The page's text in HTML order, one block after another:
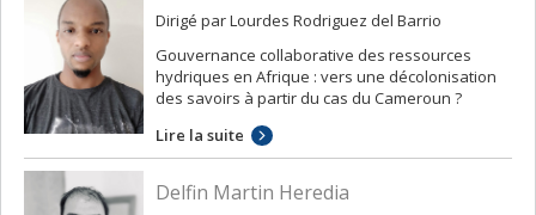
Dirigé par Lourdes Rodriguez del Barrio
Gouvernance collaborative des ressources
hydriques en Afrique : vers une décolonisation
des savoirs à partir du cas du Cameroun ?
Lire la suite
Delfin Martin Heredia